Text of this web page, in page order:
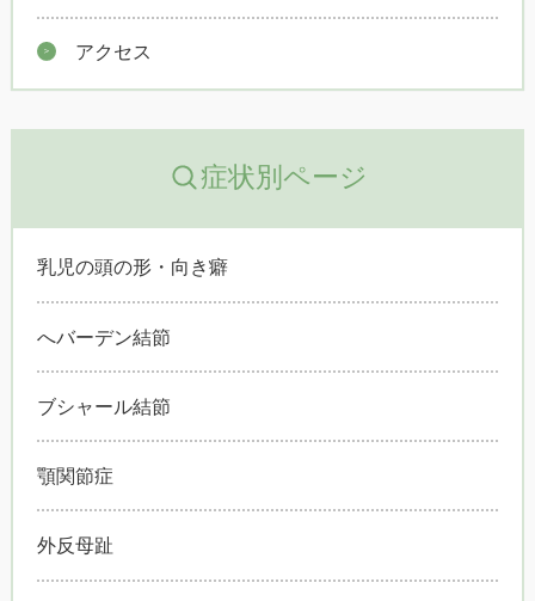
アクセス
症状別ページ
乳児の頭の形・向き癖
へバーデン結節
ブシャール結節
顎関節症
外反母趾